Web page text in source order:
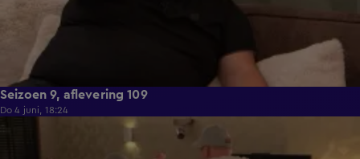
Seizoen 9, aflevering 109
Do 4 juni, 18:24